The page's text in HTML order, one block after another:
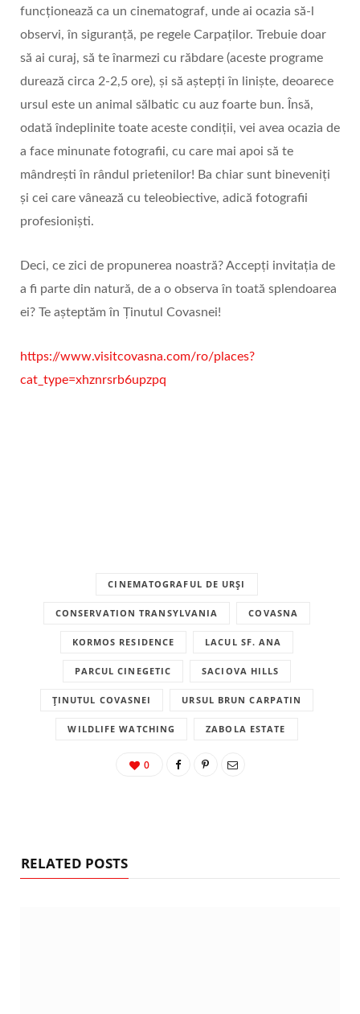
funcționează ca un cinematograf, unde ai ocazia să-l
observi, în siguranță, pe regele Carpaților. Trebuie doar
să ai curaj, să te înarmezi cu răbdare (aceste programe
durează circa 2-2,5 ore), și să aștepți în liniște, deoarece
ursul este un animal sălbatic cu auz foarte bun. Însă,
odată îndeplinite toate aceste condiții, vei avea ocazia de
a face minunate fotografii, cu care mai apoi să te
mândrești în rândul prietenilor! Ba chiar sunt bineveniți
și cei care vânează cu teleobiective, adică fotografii
profesioniști.
Deci, ce zici de propunerea noastră? Accepți invitația de
a fi parte din natură, de a o observa în toată splendoarea
ei? Te așteptăm în Ținutul Covasnei!
https://www.visitcovasna.com/ro/places?
cat_type=xhznrsrb6upzpq
CINEMATOGRAFUL DE URȘI
CONSERVATION TRANSYLVANIA COVASNA
KORMOS RESIDENCE LACUL SF. ANA
PARCUL CINEGETIC SACIOVA HILLS
ȚINUTUL COVASNEI URSUL BRUN CARPATIN
WILDLIFE WATCHING ZABOLA ESTATE
0
RELATED POSTS